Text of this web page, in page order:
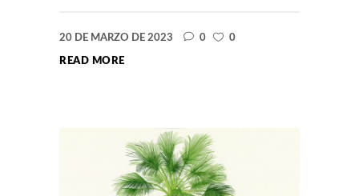
20 DE MARZO DE 2023 0 0
READ MORE